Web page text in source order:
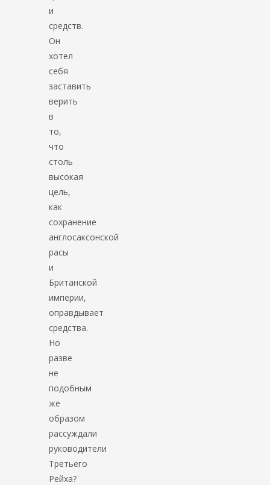
и
средств.
Он
хотел
себя
заставить
верить
в
то,
что
столь
высокая
цель,
как
сохранение
англосаксонской
расы
и
Британской
империи,
оправдывает
средства.
Но
разве
не
подобным
же
образом
рассуждали
руководители
Третьего
Рейха?